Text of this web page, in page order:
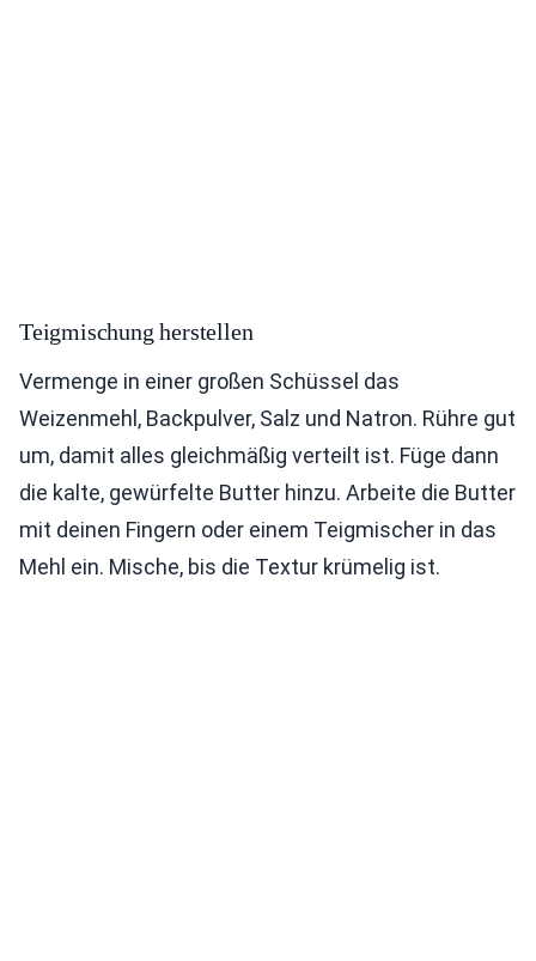
Teigmischung herstellen
Vermenge in einer großen Schüssel das
Weizenmehl, Backpulver, Salz und Natron. Rühre gut
um, damit alles gleichmäßig verteilt ist. Füge dann
die kalte, gewürfelte Butter hinzu. Arbeite die Butter
mit deinen Fingern oder einem Teigmischer in das
Mehl ein. Mische, bis die Textur krümelig ist.